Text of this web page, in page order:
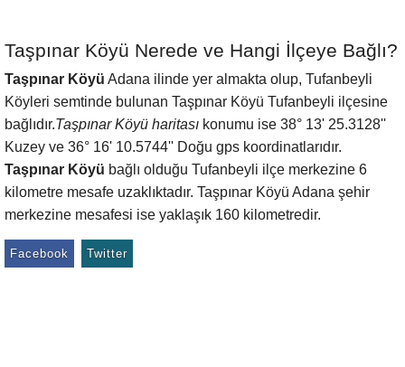
Taşpınar Köyü Nerede ve Hangi İlçeye Bağlı?
Taşpınar Köyü Adana ilinde yer almakta olup, Tufanbeyli
Köyleri semtinde bulunan Taşpınar Köyü Tufanbeyli ilçesine
bağlıdır.Taşpınar Köyü haritası konumu ise 38° 13' 25.3128''
Kuzey ve 36° 16' 10.5744'' Doğu gps koordinatlarıdır.
Taşpınar Köyü bağlı olduğu Tufanbeyli ilçe merkezine 6
kilometre mesafe uzaklıktadır. Taşpınar Köyü Adana şehir
merkezine mesafesi ise yaklaşık 160 kilometredir.
Facebook Twitter